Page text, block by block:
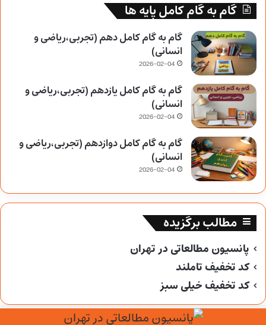
گام به گام کامل پایه ها
گام به گام کامل دهم (تجربی،ریاضی و
انسانی)
2026-02-04
گام به گام کامل یازدهم (تجربی،ریاضی و
انسانی)
2026-02-04
گام به گام کامل دوازدهم (تجربی،ریاضی و
انسانی)
2026-02-04
مطالب برگزیده
پانسیون مطالعاتی در تهران
کد تخفیف تاملند
کد تخفیف خیلی سبز